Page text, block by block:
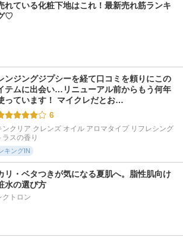
れている化粧下地はこれ！最新売れ筋ランキ
♡
ンジングジプシーを経て口コミを頼りにこの
テムに出会い…リニューアル前からもう何年
っています！ マイクレだとお…
6
ンクリア クレンズ オイル アロマタイプ リフレシング
ラスの香り
キングIN
リ・ベタつきが気になる夏肌へ。脂性肌向け
水の選び方
クトロン